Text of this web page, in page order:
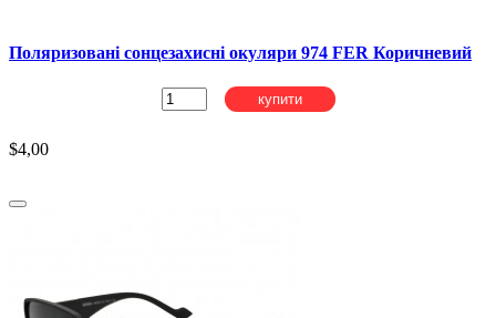
Поляризовані сонцезахисні окуляри 974 FER Коричневий
купити
$4,00